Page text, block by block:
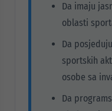
Da imaju
oblasti
Da
sportskih
osobe sa
Da